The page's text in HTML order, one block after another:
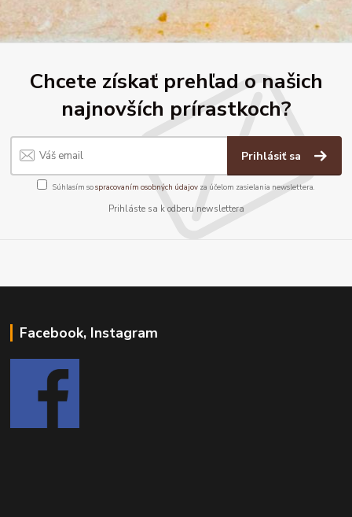
Chcete získať prehľad o našich
najnovších prírastkoch?
Prihlásiť sa
Súhlasím sospracovaním osobných údajov za účelom zasielania newslettera.
Prihláste sa k odberu newslettera
Facebook, Instagram